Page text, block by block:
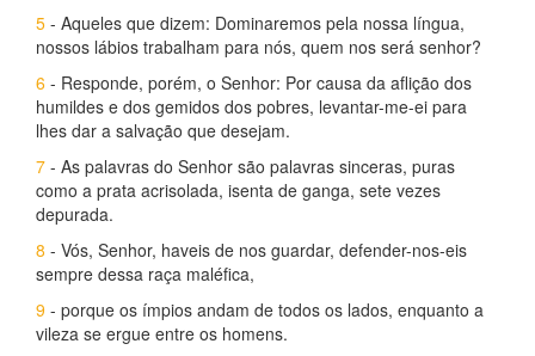
5 - Aqueles que dizem: Dominaremos pela nossa língua,
nossos lábios trabalham para nós, quem nos será senhor?
6 - Responde, porém, o Senhor: Por causa da aflição dos
humildes e dos gemidos dos pobres, levantar-me-ei para
lhes dar a salvação que desejam.
7 - As palavras do Senhor são palavras sinceras, puras
como a prata acrisolada, isenta de ganga, sete vezes
depurada.
8 - Vós, Senhor, haveis de nos guardar, defender-nos-eis
sempre dessa raça maléfica,
9 - porque os ímpios andam de todos os lados, enquanto a
vileza se ergue entre os homens.